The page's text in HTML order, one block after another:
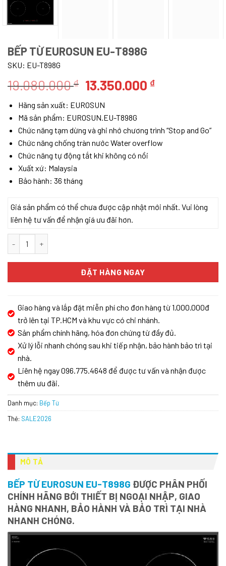
BẾP TỪ EUROSUN EU-T898G
SKU: EU-T898G
19.080.000₫ Giá
là:
19.080.000 ₫.
13.350.000 ₫Giá
là:
13.350.000
Hãng sản xuất: EUROSUN
Mã sản phẩm: EUROSUN.EU-T898G
Chức năng tạm dừng và ghi nhớ chương trình “Stop and Go”
Chức năng chống tràn nước Water overflow
Chức năng tự động tắt khi không có nồi
Xuất xứ: Malaysia
Bảo hành: 36 tháng
Giá sản phẩm có thể chưa được cập nhật mới nhất. Vui lòng
liên hệ tư vấn để nhận giá ưu đãi hơn.
ĐẶT HÀNG NGAY
Giao hàng và lắp đặt miễn phí cho đơn hàng từ 1.000.000đ
trở lên tại TP.HCM và khu vực có chi nhánh.
Sản phẩm chính hãng, hóa đơn chứng từ đầy đủ.
Xử lý lỗi nhanh chóng sau khi tiếp nhận, bảo hành bảo trì tại
nhà.
Liên hệ ngay 096.775.4648 để được tư vấn và nhận được
thêm ưu đãi.
Danh mục: Bếp Từ
Thẻ: SALE2026
MÔ TẢ
BẾP TỪ EUROSUN EU-T898G ĐƯỢC PHÂN PHỐI
CHÍNH HÃNG BỚI THIẾT BỊ NGOẠI NHẬP, GIAO
HÀNG NHANH, BẢO HÀNH VÀ BẢO TRÌ TẠI NHÀ
NHANH CHÓNG.